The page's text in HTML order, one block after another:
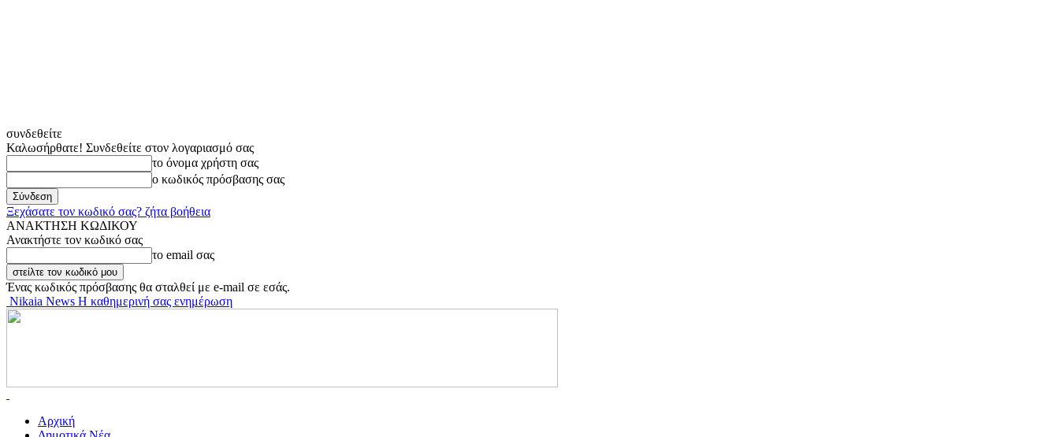
συνδεθείτε
Καλωσήρθατε! Συνδεθείτε στον λογαριασμό σας
το όνομα χρήστη σας
ο κωδικός πρόσβασης σας
Ξεχάσατε τον κωδικό σας? ζήτα βοήθεια
ΑΝΑΚΤΗΣΗ ΚΩΔΙΚΟΥ
Ανακτήστε τον κωδικό σας
το email σας
Ένας κωδικός πρόσβασης θα σταλθεί με e-mail σε εσάς.
Nikaia News Η καθημερινή σας ενημέρωση
Αρχική